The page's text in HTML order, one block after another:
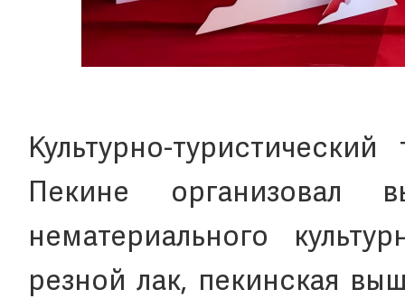
Культурно-
Пекине организовал
нематериального
резной лак, пекинская